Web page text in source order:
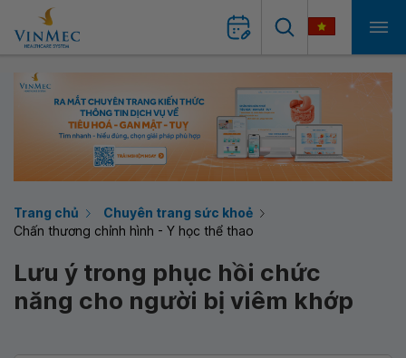
Trang chủ
Chuyên trang sức khoẻ
Chấn thương chỉnh hình - Y học thể thao
Lưu ý trong phục hồi chức
năng cho người bị viêm khớp